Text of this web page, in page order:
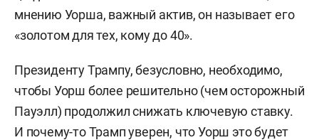
мнению Уорша, важный актив, он называет его
«золотом для тех, кому до 40».
Президенту Трампу, безусловно, необходимо,
чтобы Уорш более решительно (чем осторожный
Пауэлл) продолжил снижать ключевую ставку.
И почему-то Трамп уверен, что Уорш это будет